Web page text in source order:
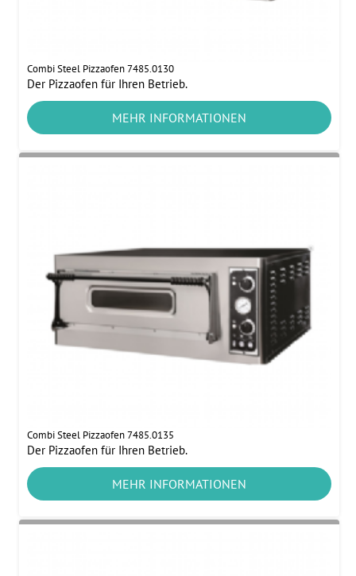
Combi Steel Pizzaofen 7485.0130
Der Pizzaofen für Ihren Betrieb.
MEHR INFORMATIONEN
Combi Steel Pizzaofen 7485.0135
Der Pizzaofen für Ihren Betrieb.
MEHR INFORMATIONEN